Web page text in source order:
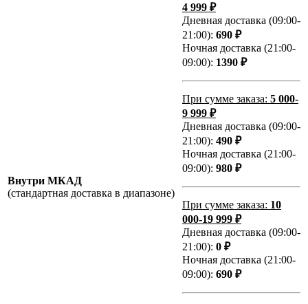
Внутри МКАД
(стандартная доставка в диапазоне)
4 999 ₽
Дневная доставка (09:00-
21:00): 690 ₽
Ночная доставка (21:00-
09:00): 1390 ₽
При сумме заказа: 5 000-
9 999 ₽
Дневная доставка (09:00-
21:00): 490 ₽
Ночная доставка (21:00-
09:00): 980 ₽
При сумме заказа: 10
000-19 999 ₽
Дневная доставка (09:00-
21:00): 0 ₽
Ночная доставка (21:00-
09:00): 690 ₽